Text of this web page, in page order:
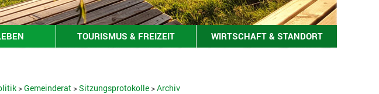
TOURISMUS & FREIZEIT WIRTSCHAFT & STANDORT
>Gemeinderat>Sitzungsprotokolle>Archiv